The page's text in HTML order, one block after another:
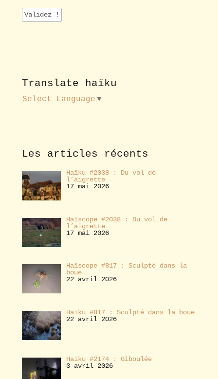
i
l
o
u
s
e
Translate haïku
Select Language ▼
Les articles récents
Haïku #2038 : Du vol de
l’aigrette
17 mai 2026
Haïscope #2038 : Du vol de
l’aigrette
17 mai 2026
Haïscope #817 : Sculpté dans la
boue
22 avril 2026
Haïku #817 : Sculpté dans la boue
22 avril 2026
Haïku #2174 : Giboulée
3 avril 2026